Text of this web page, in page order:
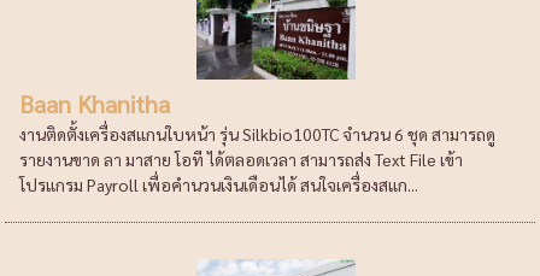
Baan Khanitha
งานติดตั้งเครื่องสแกนใบหน้า รุ่น Silkbio100TC จำนวน 6 ชุด สามารถดู
รายงานขาด ลา มาสาย โอที ได้ตลอดเวลา สามารถส่ง Text File เข้า
โปรแกรม Payroll เพื่อคำนวนเงินเดือนได้ สนใจเครื่องสแก...